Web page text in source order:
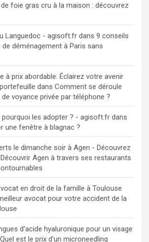
foie gras cru à la maison : découvrez
Languedoc - agisoft.fr dans 9 conseils
déménagement à Paris sans
à prix abordable: Éclairez votre avenir
dans Comment se déroule
voyance privée par téléphone ?
pourquoi les adopter ? - agisoft.fr dans
une fenêtre à blagnac ?
le dimanche soir à Agen - Découvrez
Découvrir Agen à travers ses restaurants
en droit de la famille à Toulouse
avocat pour votre accident de la
d'acide hyaluronique pour un visage
Quel est le prix d’un microneedling